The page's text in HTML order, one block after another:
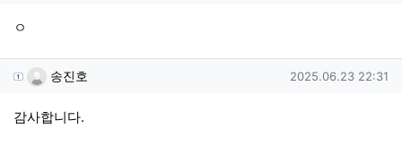
ㅇ
송진호님의 댓글
송진호 작성일
2025.06.23 22:31
감사합니다.